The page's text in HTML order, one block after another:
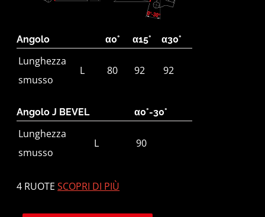
Angolo α0° α15° α30°
Lunghezza
smusso
L 80 92 92
Angolo J BEVEL α0°-30°
Lunghezza
smusso
L 90
4 RUOTESCOPRI DI PIÙ